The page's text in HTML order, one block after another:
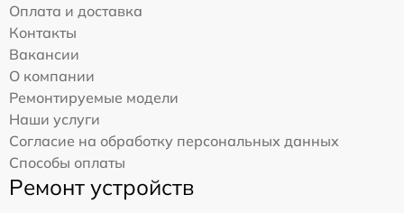
Оплата и доставка
Контакты
Вакансии
О компании
Ремонтируемые модели
Наши услуги
Согласие на обработку персональных данных
Способы оплаты
Ремонт устройств